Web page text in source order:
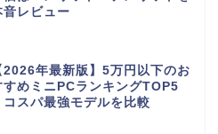
音レビュー
2026年最新版】5万円以下のお
すめミニPCランキングTOP5
コスパ最強モデルを比較